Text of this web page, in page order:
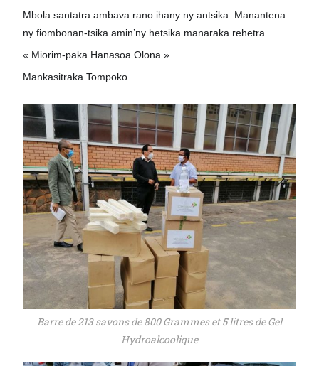
Mbola santatra ambava rano ihany ny antsika. Manantena
ny fiombonan-tsika amin’ny hetsika manaraka rehetra.
« Miorim-paka Hanasoa Olona »
Mankasitraka Tompoko
Barre de 213 savons de 800 Grammes et 5 litres de Gel
Hydroalcoolique